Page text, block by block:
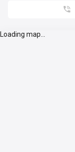

Loading map...